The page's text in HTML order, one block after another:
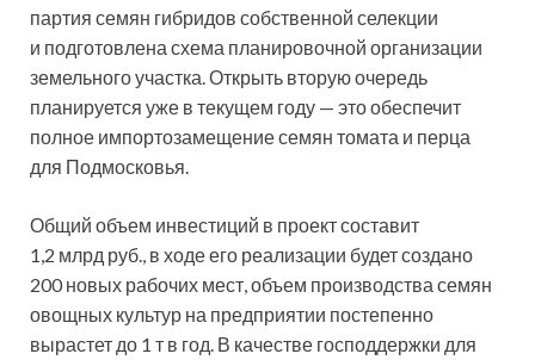
партия семян гибридов собственной селекции
и подготовлена схема планировочной организации
земельного участка. Открыть вторую очередь
планируется уже в текущем году — это обеспечит
полное импортозамещение семян томата и перца
для Подмосковья.
Общий объем инвестиций в проект составит
1,2 млрд руб., в ходе его реализации будет создано
200 новых рабочих мест, объем производства семян
овощных культур на предприятии постепенно
вырастет до 1 т в год. В качестве господдержки для